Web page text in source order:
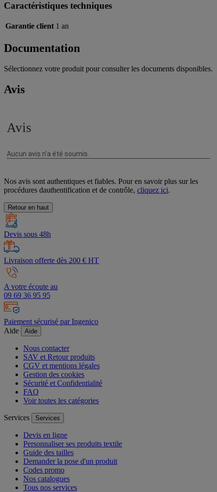
Caractéristiques techniques
Garantie client 1 an
Documentation
Sélectionnez votre produit pour consulter les documents disponibles.
Avis
Nos avis sont authentiques et fiables. Pour en savoir plus sur les
procédures dauthentification et de contrôle, cliquez ici.
Retour en haut
Devis sous 48h
Livraison offerte dès 200 € HT
A votre écoute au
09 69 36 95 95
Paiement sécurisé par Ingenico
Aide
Aide
Nous contacter
SAV et Retour produits
CGV et mentions légales
Gestion des cookies
Sécurité et Confidentialité
FAQ
Voir toutes les catégories
Services Services
Devis en ligne
Personnaliser ses produits textile
Guide des tailles
Demander la pose d'un produit
Codes promo
Nos catalogues
Tous nos services